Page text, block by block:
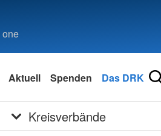
one
Aktuell Spenden Das DRK
Kreisverbände